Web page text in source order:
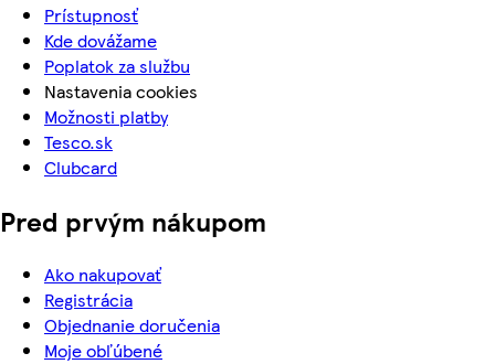
Prístupnosť
Kde dovážame
Poplatok za službu
Nastavenia cookies
Možnosti platby
Tesco.sk
Clubcard
Pred prvým nákupom
Ako nakupovať
Registrácia
Objednanie doručenia
Moje obľúbené